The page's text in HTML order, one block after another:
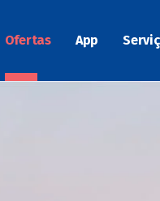
Ofertas App